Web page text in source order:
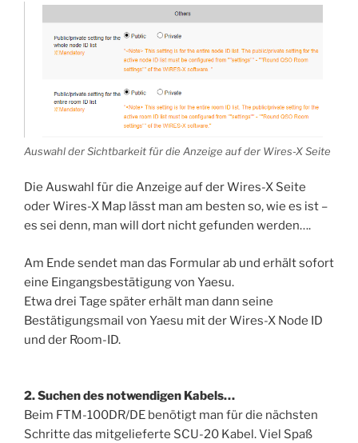
Auswahl der Sichtbarkeit für die Anzeige auf der Wires-X Seite
Die Auswahl für die Anzeige auf der Wires-X Seite
oder Wires-X Map lässt man am besten so, wie es ist –
es sei denn, man will dort nicht gefunden werden….
Am Ende sendet man das Formular ab und erhält sofort
eine Eingangsbestätigung von Yaesu.
Etwa drei Tage später erhält man dann seine
Bestätigungsmail von Yaesu mit der Wires-X Node ID
und der Room-ID.
2. Suchen des notwendigen Kabels…
Beim FTM-100DR/DE benötigt man für die nächsten
Schritte das mitgelieferte SCU-20 Kabel. Viel Spaß